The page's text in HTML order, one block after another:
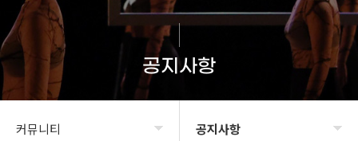
공지사항
커뮤니티 공지사항